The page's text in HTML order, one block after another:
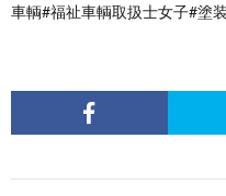
車輌#福祉車輌取扱士女子#塗